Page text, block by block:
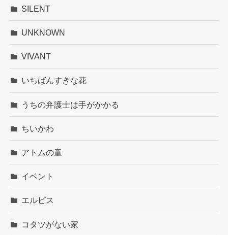
SILENT
UNKNOWN
VIVANT
いちばんすきな花
うちの弁護士は手がかかる
ちいかわ
アトムの童
イベント
エルピス
コタツがない家